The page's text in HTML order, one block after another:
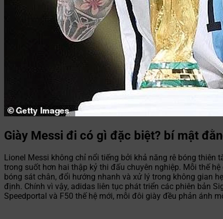
Giày Messi đi có gì đặc biệt? bí mật
Lionel Messi không chỉ nổi tiếng bởi khả năng rê bóng
trong suốt hơn hai thập kỷ thi đấu chuyên nghiệp. Mỗi thế
bóng sát chân, đổi hướng nhanh và xử lý trong không gian
định. Chính vì vậy, adidas liên tục phát triển các phiên bản
Speedportal và F50 thế hệ mới, mỗi đôi giày đều phản ánh